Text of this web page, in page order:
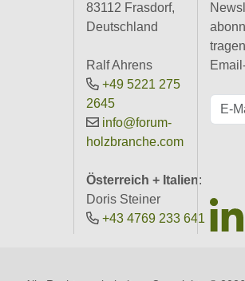
83112 Frasdorf,
Deutschland
Ralf Ahrens
+49 5221 275
2645
info@forum-
holzbranche.com
Österreich + Italien:
Doris Steiner
+43 4769 233 641